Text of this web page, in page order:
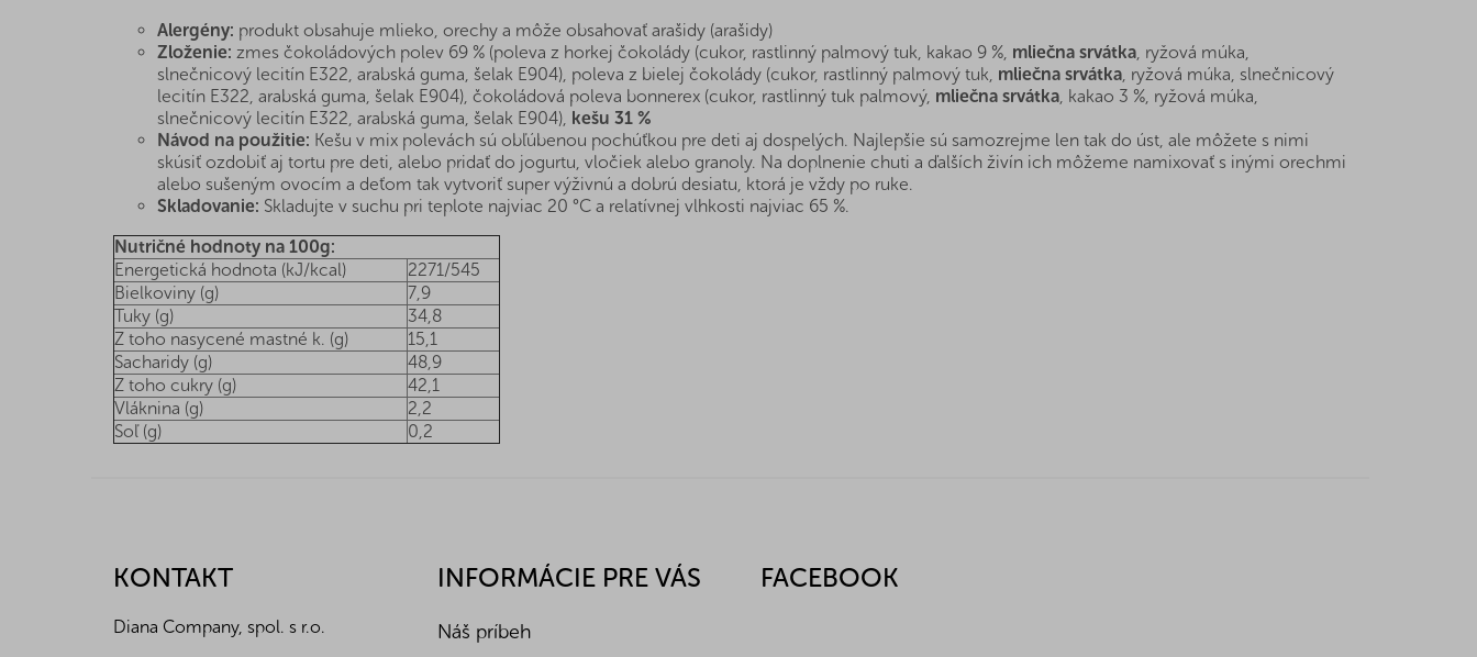
Alergény: produkt obsahuje mlieko, orechy a môže obsahovať arašidy (arašidy)
Zloženie: zmes čokoládových polev 69 % (poleva z horkej čokolády (cukor, rastlinný palmový tuk, kakao 9 %, mliečna srvátka , ryžová múka,
slnečnicový lecitín E322, arabská guma, šelak E904), poleva z bielej čokolády (cukor, rastlinný palmový tuk, mliečna srvátka , ryžová múka, slnečnicový
lecitín E322, arabská guma, šelak E904), čokoládová poleva bonnerex (cukor, rastlinný tuk palmový, mliečna srvátka , kakao 3 %, ryžová múka,
slnečnicový lecitín E322, arabská guma, šelak E904), kešu 31 %
Návod na použitie: Kešu v mix polevách sú obľúbenou pochúťkou pre deti aj dospelých. Najlepšie sú samozrejme len tak do úst, ale môžete s nimi
skúsiť ozdobiť aj tortu pre deti, alebo pridať do jogurtu, vločiek alebo granoly. Na doplnenie chuti a ďalších živín ich môžeme namixovať s inými orechmi
alebo sušeným ovocím a deťom tak vytvoriť super výživnú a dobrú desiatu, ktorá je vždy po ruke.
Skladovanie: Skladujte v suchu pri teplote najviac 20 °C a relatívnej vlhkosti najviac 65 %.
Nutričné hodnoty na 100g:
Energetická hodnota (kJ/kcal)
2271/545
Bielkoviny (g)
7,9
Tuky (g)
34,8
Z toho nasycené mastné k. (g)
15,1
Sacharidy (g)
48,9
Z toho cukry (g)
42,1
Vláknina (g)
2,2
Soľ (g)
0,2
KONTAKT
Diana Company, spol. s r.o.
INFORMÁCIE PRE VÁS
Náš príbeh
FACEBOOK